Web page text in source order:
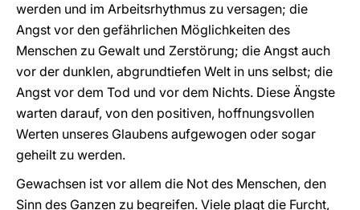
werden und im Arbeitsrhythmus zu versagen; die
Angst vor den gefährlichen Möglichkeiten des
Menschen zu Gewalt und Zerstörung; die Angst auch
vor der dunklen, abgrundtiefen Welt in uns selbst; die
Angst vor dem Tod und vor dem Nichts. Diese Ängste
warten darauf, von den positiven, hoffnungsvollen
Werten unseres Glaubens aufgewogen oder sogar
geheilt zu werden.
Gewachsen ist vor allem die Not des Menschen, den
Sinn des Ganzen zu begreifen. Viele plagt die Furcht,